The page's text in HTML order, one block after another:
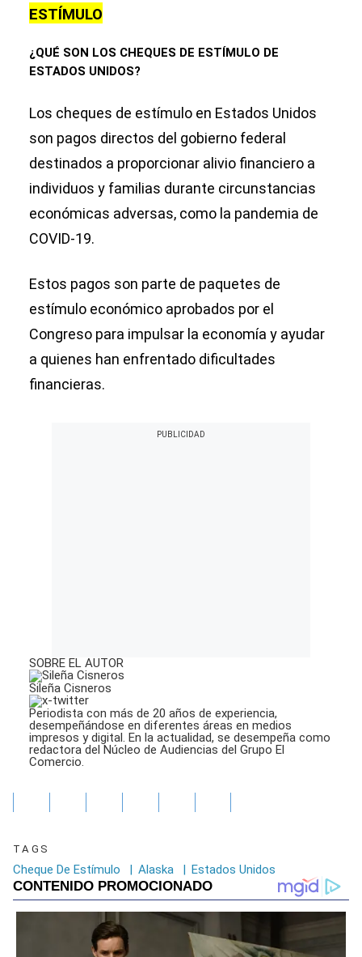
ESTÍMULO
¿QUÉ SON LOS CHEQUES DE ESTÍMULO DE
ESTADOS UNIDOS?
Los cheques de estímulo en Estados Unidos
son pagos directos del gobierno federal
destinados a proporcionar alivio financiero a
individuos y familias durante circunstancias
económicas adversas, como la pandemia de
COVID-19.
Estos pagos son parte de paquetes de
estímulo económico aprobados por el
Congreso para impulsar la economía y ayudar
a quienes han enfrentado dificultades
financieras.
SOBRE EL AUTOR
Sileña Cisneros
Periodista con más de 20 años de experiencia,
desempeñándose en diferentes áreas en medios
impresos y digital. En la actualidad, se desempeña como
redactora del Núcleo de Audiencias del Grupo El
Comercio.
TAGS
Cheque De Estímulo | Alaska | Estados Unidos